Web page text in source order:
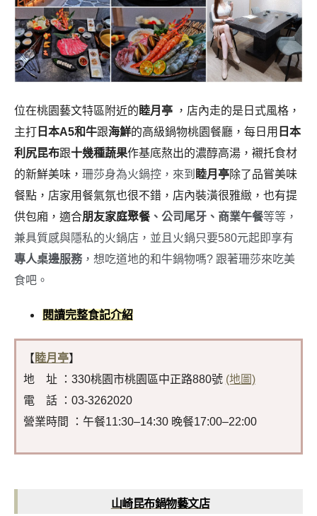
位在桃園藝文特區附近的 睦月亭 ，店內走的是日式風格，
主打 日本A5和牛跟海鮮的高級鍋物桃園餐廳，每日用 日本
利尻昆布跟十幾種蔬果作基底熬出的濃醇高湯，襯托食材
的新鮮美味， 珊莎身為火鍋控，來到 睦月亭除了品嘗美味
餐點，店家用餐氣氛也很不錯，店內裝潢很雅緻，也有提
供包廂，適合朋友家庭聚餐 、公司尾牙、商業午餐等等，
兼具質感與隱私的火鍋店，並且火鍋只要580元起即享有
專人桌邊服務 ，想吃道地的和牛鍋物嗎? 跟著珊莎來吃美
食吧。
閱讀完整食記介紹
【 睦月亭】
地 址 ：330桃園市桃園區中正路880號 (地圖)
電 話 ：03-3262020
營業時間 ：午餐11:30–14:30 晚餐17:00–22:00
山崎昆布鍋物藝文店